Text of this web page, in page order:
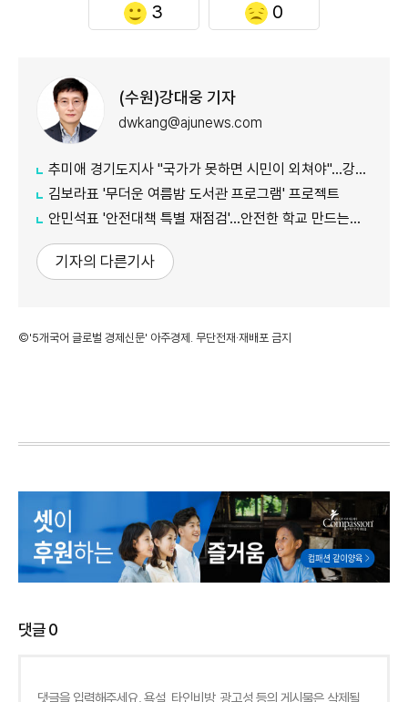
3 0
(수원)강대웅 기자
dwkang@ajunews.com
추미애 경기도지사 "국가가 못하면 시민이 외쳐야"...강일출 할머니 흉상 앞 '연대' 강조
김보라표 '무더운 여름밤 도서관 프로그램' 프로젝트
안민석표 '안전대책 특별 재점검'...안전한 학교 만드는데 만전
기자의 다른기사
©'5개국어 글로벌 경제신문' 아주경제. 무단전재·재배포 금지
댓글0